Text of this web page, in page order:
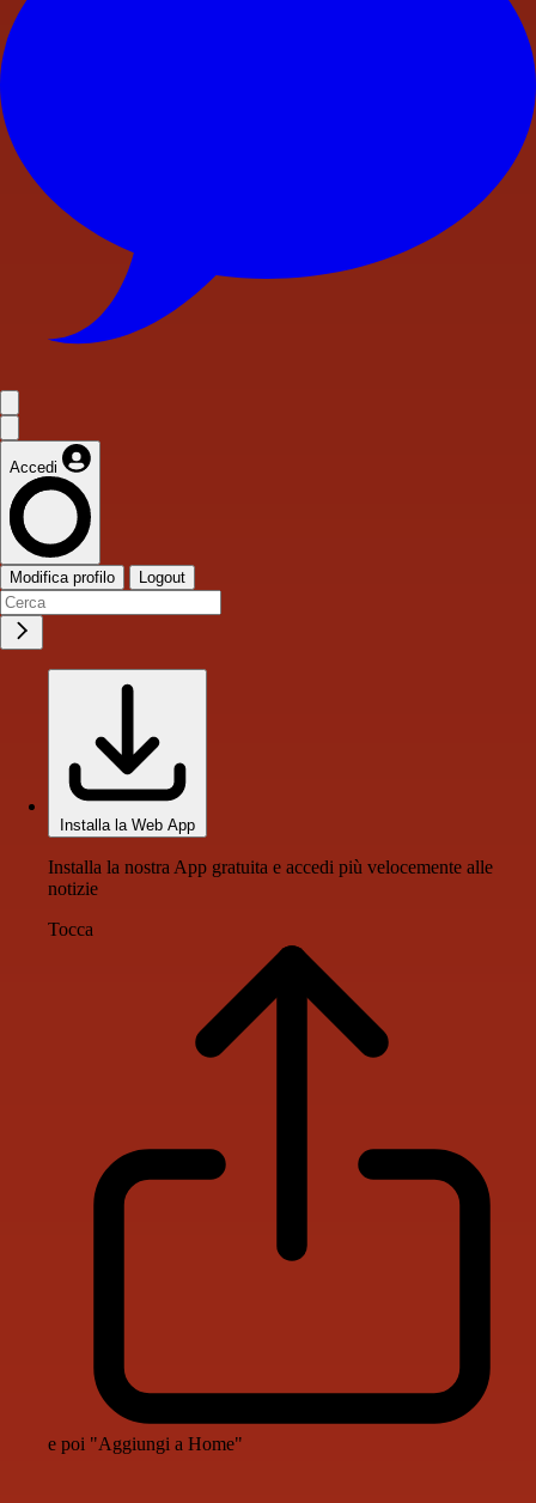
Accedi
Modifica profilo Logout
Installa la Web App
Installa la nostra App gratuita e accedi più velocemente alle
notizie
Tocca
e poi "Aggiungi a Home"